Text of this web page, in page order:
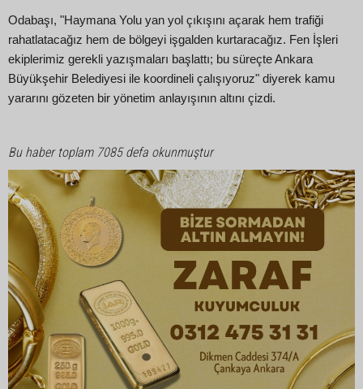
Odabaşı, "Haymana Yolu yan yol çıkışını açarak hem trafiği
rahatlatacağız hem de bölgeyi işgalden kurtaracağız. Fen İşleri
ekiplerimiz gerekli yazışmaları başlattı; bu süreçte Ankara
Büyükşehir Belediyesi ile koordineli çalışıyoruz" diyerek kamu
yararını gözeten bir yönetim anlayışının altını çizdi.
Bu haber toplam 7085 defa okunmuştur